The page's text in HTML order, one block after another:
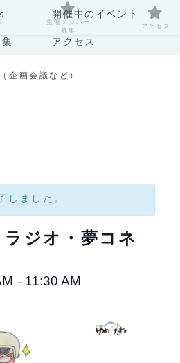
開催中のイベント
アクセス
企画会議など）
しました。
ジオ・夢コネ
– 11:30 AM
主催メンバー
募集
アクセス